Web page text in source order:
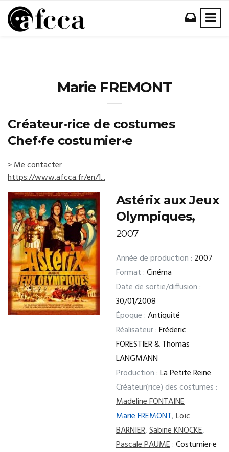
Marie FREMONT
Créateur·rice de costumes
Chef·fe costumier·e
> Me contacter
https://www.afcca.fr/en/1...
Astérix aux Jeux
Olympiques,
2007
Année de production : 2007
Format :Cinéma
Date de sortie/diffusion :
30/01/2008
Époque :Antiquité
Réalisateur :Fréderic
FORESTIER & Thomas
LANGMANN
Production :La Petite Reine
Créateur(rice) des costumes :
Madeline FONTAINE
Marie FREMONT,Loïc
BARNIER,Sabine KNOCKE,
Pascale PAUME:Costumier·e